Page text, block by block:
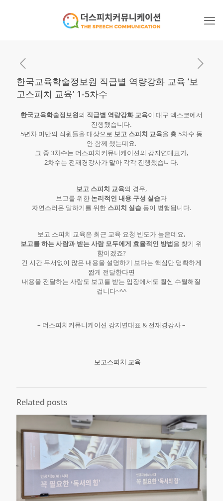
한국교육학술정보원 직급별 역량강화 교육 ‘보
고스피치 교육’ 1-5차수
한국교육학술정보원의 직급별 역량강화 교육이 대구 엑스코에서
진행됐습니다.
5년차 미만의 직원들을 대상으로 보고 스피치 교육을 총 5차수 동
안 함께 했는데요,
그 중 3차수는 더스피치커뮤니케이션의 강지연대표가,
2차수는 전재경강사가 맡아 각각 진행했습니다.
보고 스피치 교육의 경우,
보고를 위한 논리적인 내용 구성 실습과
자연스러운 말하기를 위한스피치 실습등이 병행됩니다.
보고 스피치 교육은 최근 교육 요청 빈도가 높은데요,
보고를 하는 사람과 받는 사람 모두에게 효율적인 방법을 찾기 위
함이겠죠?
긴 시간 두서없이 많은 내용을 설명하기 보다는 핵심만 명확하게
짧게 전달한다면
내용을 전달하는 사람도 보고를 받는 입장에서도 훨씬 수월해질
겁니다~^^
– 더스피치커뮤니케이션 강지연대표 & 전재경강사 –
보고스피치 교육
Related posts